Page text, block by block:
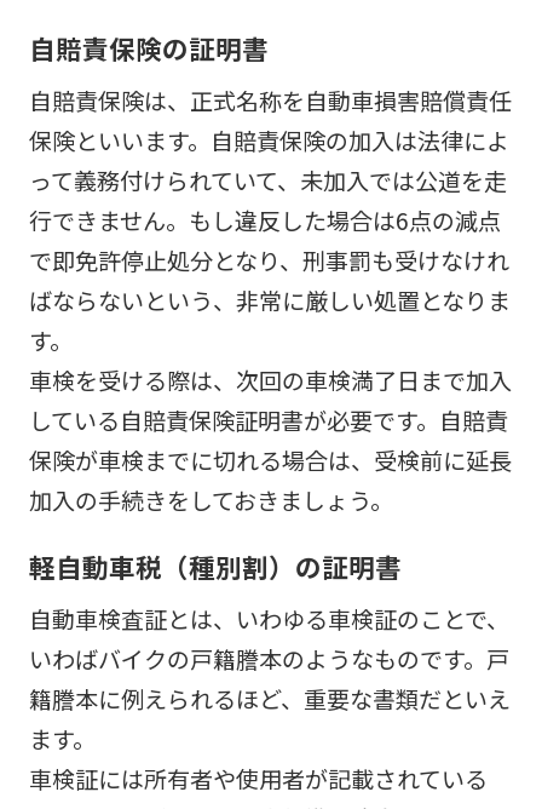
自賠責保険の証明書
自賠責保険は、正式名称を自動車損害賠償責任
保険といいます。自賠責保険の加入は法律によ
って義務付けられていて、未加入では公道を走
行できません。もし違反した場合は6点の減点
で即免許停止処分となり、刑事罰も受けなけれ
ばならないという、非常に厳しい処置となりま
す。
車検を受ける際は、次回の車検満了日まで加入
している自賠責保険証明書が必要です。自賠責
保険が車検までに切れる場合は、受検前に延長
加入の手続きをしておきましょう。
軽自動車税（種別割）の証明書
自動車検査証とは、いわゆる車検証のことで、
いわばバイクの戸籍謄本のようなものです。戸
籍謄本に例えられるほど、重要な書類だといえ
ます。
車検証には所有者や使用者が記載されている